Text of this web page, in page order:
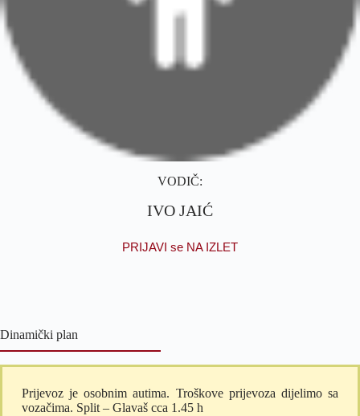
VODIČ:
IVO JAIĆ
PRIJAVI se NA IZLET
Dinamički plan
Prijevoz je osobnim autima. Troškove prijevoza dijelimo sa
vozačima. Split – Glavaš cca 1.45 h